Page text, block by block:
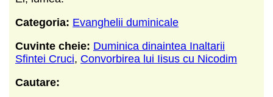
Categoria: Evanghelii duminicale
Cuvinte cheie: Duminica dinaintea Inaltarii
Sfintei Cruci, Convorbirea lui Iisus cu Nicodim
Cautare: